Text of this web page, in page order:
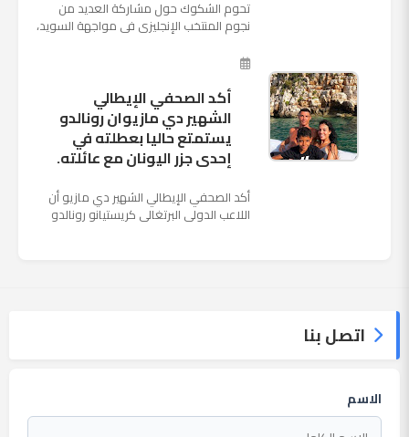
تحوم الشكوك حول مشاركة العديد من
نجوم المنتخب الإنجليزى فى مواجهة السويد،
ملعب "كوزموس آ...
أكد الصحفي الإيطالي
الشهير دي مازيوان رونالدو
يستمتع حاليا بعطلته في
إحدى جزر اليونان مع عائلته.
أكد الصحفي الإيطالي الشهير دي مازيو أن
اللاعب الدولي البرتغالي كريستيانو رونالدو
اتصل بنا
الاسم